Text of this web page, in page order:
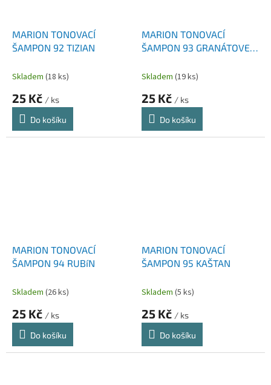
MARION TONOVACÍ
ŠAMPON 92 TIZIAN
Skladem (18 ks)
25 Kč / ks
Do košíku
MARION TONOVACÍ
ŠAMPON 93 GRANÁTOVE
Skladem (19 ks)
25 Kč / ks
Do košíku
MARION TONOVACÍ
ŠAMPON 94 RUBíN
Skladem (26 ks)
25 Kč / ks
Do košíku
MARION TONOVACÍ
ŠAMPON 95 KAŠTAN
Skladem (5 ks)
25 Kč / ks
Do košíku